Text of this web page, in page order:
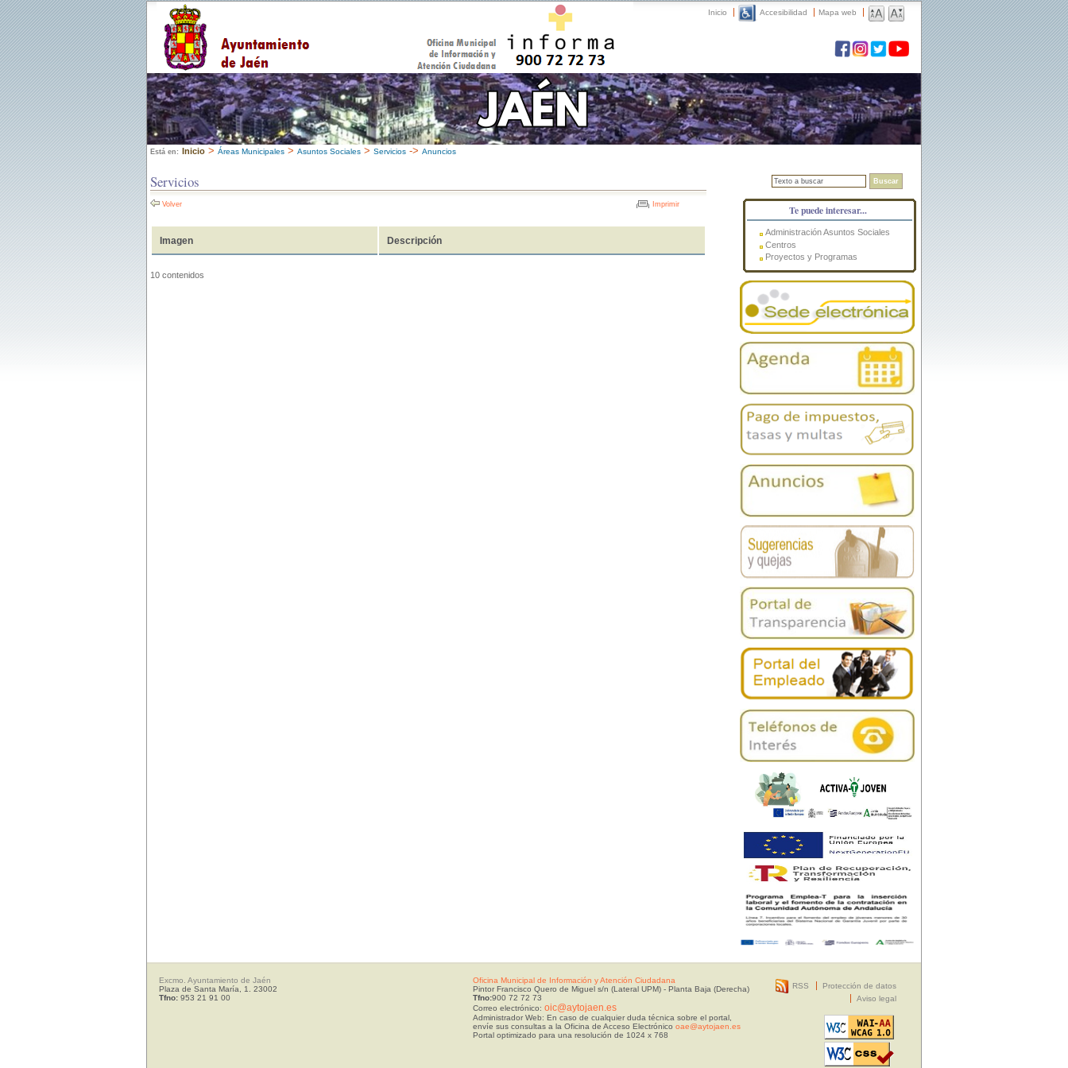
Inicio Accesibilidad Mapa web
Está en: Inicio > Áreas Municipales > Asuntos Sociales > Servicios -> Anuncios
Servicios
Volver Imprimir
Imagen Descripción
10 contenidos
Buscar
Te puede interesar...
Administración Asuntos Sociales
Centros
Proyectos y Programas
Excmo. Ayuntamiento de Jaén
Plaza de Santa María, 1. 23002
Tfno: 953 21 91 00
Oficina Municipal de Información y Atención Ciudadana
Pintor Francisco Quero de Miguel s/n (Lateral UPM) - Planta Baja (Derecha)
Tfno:900 72 72 73
Correo electrónico: oic@aytojaen.es
Administrador Web: En caso de cualquier duda técnica sobre el portal,
envíe sus consultas a la Oficina de Acceso Electrónico oae@aytojaen.es
Portal optimizado para una resolución de 1024 x 768
RSS
Protección de datos
Aviso legal